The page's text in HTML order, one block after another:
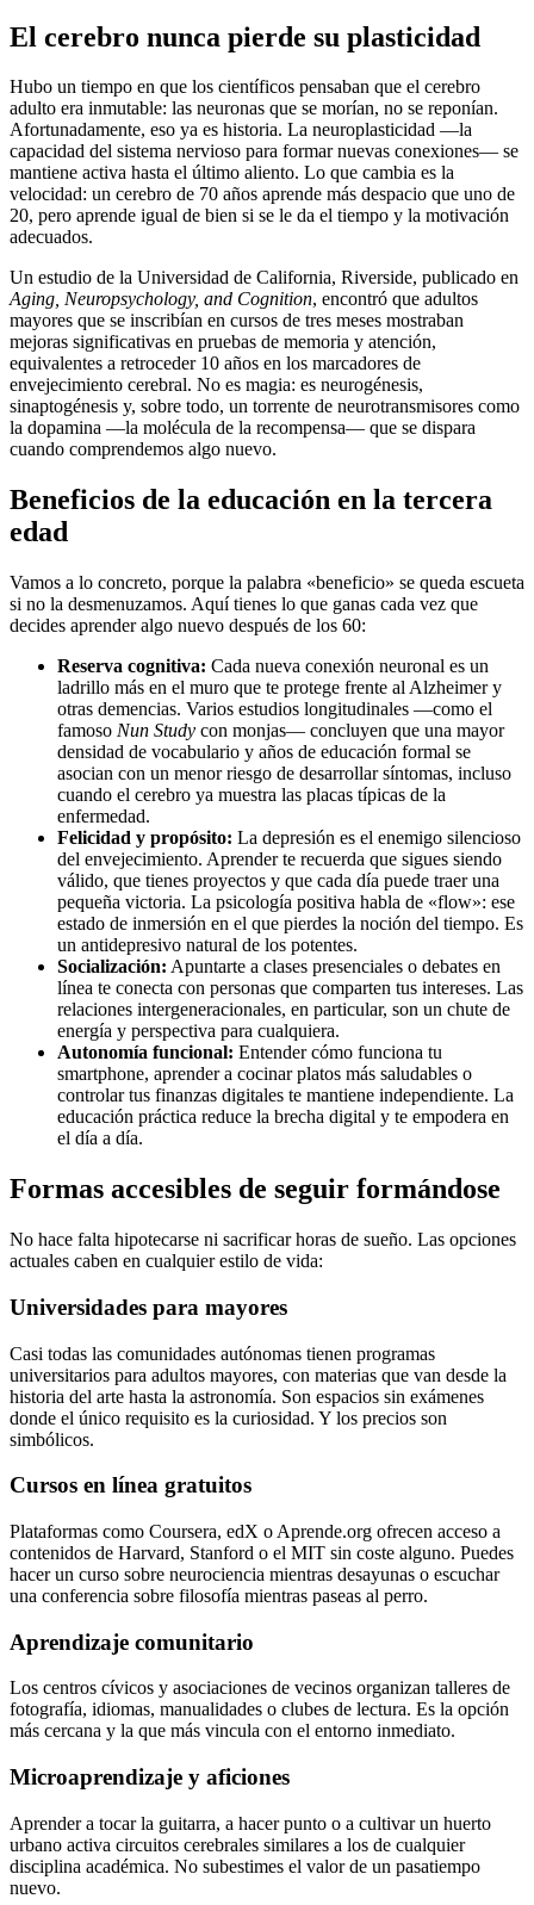
El cerebro nunca pierde su plasticidad
Hubo un tiempo en que los científicos pensaban que el cerebro
adulto era inmutable: las neuronas que se morían, no se reponían.
Afortunadamente, eso ya es historia. La neuroplasticidad —la
capacidad del sistema nervioso para formar nuevas conexiones— se
mantiene activa hasta el último aliento. Lo que cambia es la
velocidad: un cerebro de 70 años aprende más despacio que uno de
20, pero aprende igual de bien si se le da el tiempo y la motivación
adecuados.
Un estudio de la Universidad de California, Riverside, publicado en
Aging, Neuropsychology, and Cognition, encontró que adultos
mayores que se inscribían en cursos de tres meses mostraban
mejoras significativas en pruebas de memoria y atención,
equivalentes a retroceder 10 años en los marcadores de
envejecimiento cerebral. No es magia: es neurogénesis,
sinaptogénesis y, sobre todo, un torrente de neurotransmisores como
la dopamina —la molécula de la recompensa— que se dispara
cuando comprendemos algo nuevo.
Beneficios de la educación en la tercera
edad
Vamos a lo concreto, porque la palabra «beneficio» se queda escueta
si no la desmenuzamos. Aquí tienes lo que ganas cada vez que
decides aprender algo nuevo después de los 60:
Reserva cognitiva: Cada nueva conexión neuronal es un
ladrillo más en el muro que te protege frente al Alzheimer y
otras demencias. Varios estudios longitudinales —como el
famoso Nun Study con monjas— concluyen que una mayor
densidad de vocabulario y años de educación formal se
asocian con un menor riesgo de desarrollar síntomas, incluso
cuando el cerebro ya muestra las placas típicas de la
enfermedad.
Felicidad y propósito: La depresión es el enemigo silencioso
del envejecimiento. Aprender te recuerda que sigues siendo
válido, que tienes proyectos y que cada día puede traer una
pequeña victoria. La psicología positiva habla de «flow»: ese
estado de inmersión en el que pierdes la noción del tiempo. Es
un antidepresivo natural de los potentes.
Socialización: Apuntarte a clases presenciales o debates en
línea te conecta con personas que comparten tus intereses. Las
relaciones intergeneracionales, en particular, son un chute de
energía y perspectiva para cualquiera.
Autonomía funcional: Entender cómo funciona tu
smartphone, aprender a cocinar platos más saludables o
controlar tus finanzas digitales te mantiene independiente. La
educación práctica reduce la brecha digital y te empodera en
el día a día.
Formas accesibles de seguir formándose
No hace falta hipotecarse ni sacrificar horas de sueño. Las opciones
actuales caben en cualquier estilo de vida:
Universidades para mayores
Casi todas las comunidades autónomas tienen programas
universitarios para adultos mayores, con materias que van desde la
historia del arte hasta la astronomía. Son espacios sin exámenes
donde el único requisito es la curiosidad. Y los precios son
simbólicos.
Cursos en línea gratuitos
Plataformas como Coursera, edX o Aprende.org ofrecen acceso a
contenidos de Harvard, Stanford o el MIT sin coste alguno. Puedes
hacer un curso sobre neurociencia mientras desayunas o escuchar
una conferencia sobre filosofía mientras paseas al perro.
Aprendizaje comunitario
Los centros cívicos y asociaciones de vecinos organizan talleres de
fotografía, idiomas, manualidades o clubes de lectura. Es la opción
más cercana y la que más vincula con el entorno inmediato.
Microaprendizaje y aficiones
Aprender a tocar la guitarra, a hacer punto o a cultivar un huerto
urbano activa circuitos cerebrales similares a los de cualquier
disciplina académica. No subestimes el valor de un pasatiempo
nuevo.